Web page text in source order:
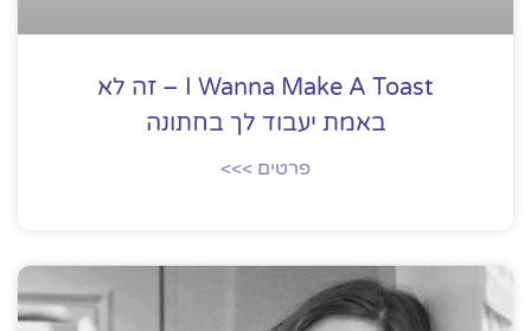
I Wanna Make A Toast – זה לא
באמת יעבוד לך בחתונה
פרטים >>>